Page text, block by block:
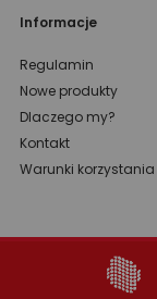
Informacje
Regulamin
Nowe produkty
Dlaczego my?
Kontakt
Warunki korzystania